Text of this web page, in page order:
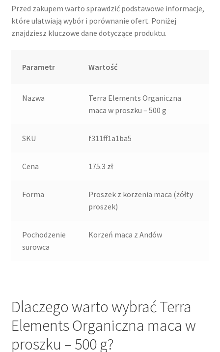
Przed zakupem warto sprawdzić podstawowe informacje,
które ułatwiają wybór i porównanie ofert. Poniżej
znajdziesz kluczowe dane dotyczące produktu.
Parametr Wartość
Nazwa
Terra Elements Organiczna
maca w proszku – 500 g
SKU f311ff1a1ba5
Cena 175.3 zł
Forma
Proszek z korzenia maca (żółty
proszek)
Pochodzenie
surowca
Korzeń maca z Andów
Dlaczego warto wybrać Terra
Elements Organiczna maca w
proszku – 500 g?